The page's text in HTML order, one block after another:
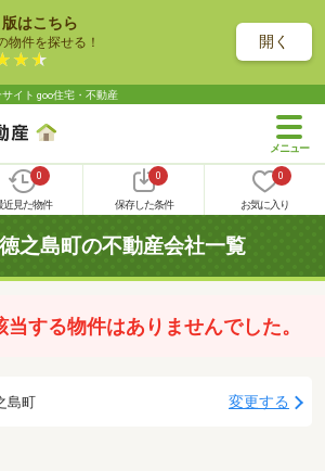
はこちら
物件を探せる！ 開く
イト goo住宅・不動産
0
近見た物件
0
保存した条件
0
お気に入り
之島町の不動産会社一覧
する物件はありませんでした。
島町 変更する